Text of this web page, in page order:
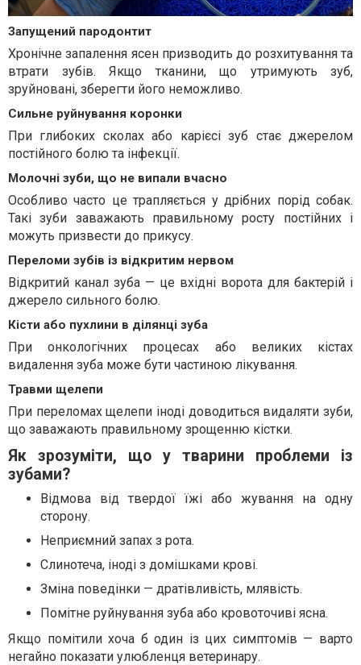
Запущений пародонтит
Хронічне запалення ясен призводить до розхитування та
втрати зубів. Якщо тканини, що утримують зуб,
зруйновані, зберегти його неможливо.
Сильне руйнування коронки
При глибоких сколах або карієсі зуб стає джерелом
постійного болю та інфекції.
Молочні зуби, що не випали вчасно
Особливо часто це трапляється у дрібних порід собак.
Такі зуби заважають правильному росту постійних і
можуть призвести до прикусу.
Переломи зубів із відкритим нервом
Відкритий канал зуба — це вхідні ворота для бактерій і
джерело сильного болю.
Кісти або пухлини в ділянці зуба
При онкологічних процесах або великих кістах
видалення зуба може бути частиною лікування.
Травми щелепи
При переломах щелепи іноді доводиться видаляти зуби,
що заважають правильному зрощенню кістки.
Як зрозуміти, що у тварини проблеми із
зубами?
Відмова від твердої їжі або жування на одну
сторону.
Неприємний запах з рота.
Слинотеча, іноді з домішками крові.
Зміна поведінки — дратівливість, млявість.
Помітне руйнування зуба або кровоточиві ясна.
Якщо помітили хоча б один із цих симптомів — варто
негайно показати улюбленця ветеринару.